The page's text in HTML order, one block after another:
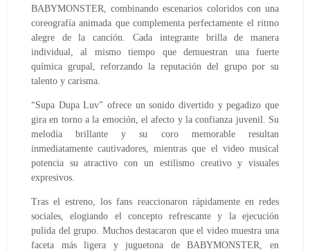
BABYMONSTER, combinando escenarios coloridos con una
coreografía animada que complementa perfectamente el ritmo
alegre de la canción. Cada integrante brilla de manera
individual, al mismo tiempo que demuestran una fuerte
química grupal, reforzando la reputación del grupo por su
talento y carisma.
“Supa Dupa Luv” ofrece un sonido divertido y pegadizo que
gira en torno a la emoción, el afecto y la confianza juvenil. Su
melodía brillante y su coro memorable resultan
inmediatamente cautivadores, mientras que el video musical
potencia su atractivo con un estilismo creativo y visuales
expresivos.
Tras el estreno, los fans reaccionaron rápidamente en redes
sociales, elogiando el concepto refrescante y la ejecución
pulida del grupo. Muchos destacaron que el video muestra una
faceta más ligera y juguetona de BABYMONSTER, en